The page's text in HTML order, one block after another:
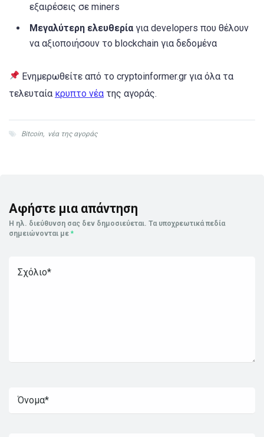
εξαιρέσεις σε miners
Μεγαλύτερη ελευθερία για developers που θέλουν
να αξιοποιήσουν το blockchain για δεδομένα
Ενημερωθείτε από το cryptoinformer.gr για όλα τα
τελευταία κρυπτο νέα της αγοράς.
Bitcoin, νέα της αγοράς
Αφήστε μια απάντηση
Η ηλ. διεύθυνση σας δεν δημοσιεύεται. Τα υποχρεωτικά πεδία
σημειώνονται με *